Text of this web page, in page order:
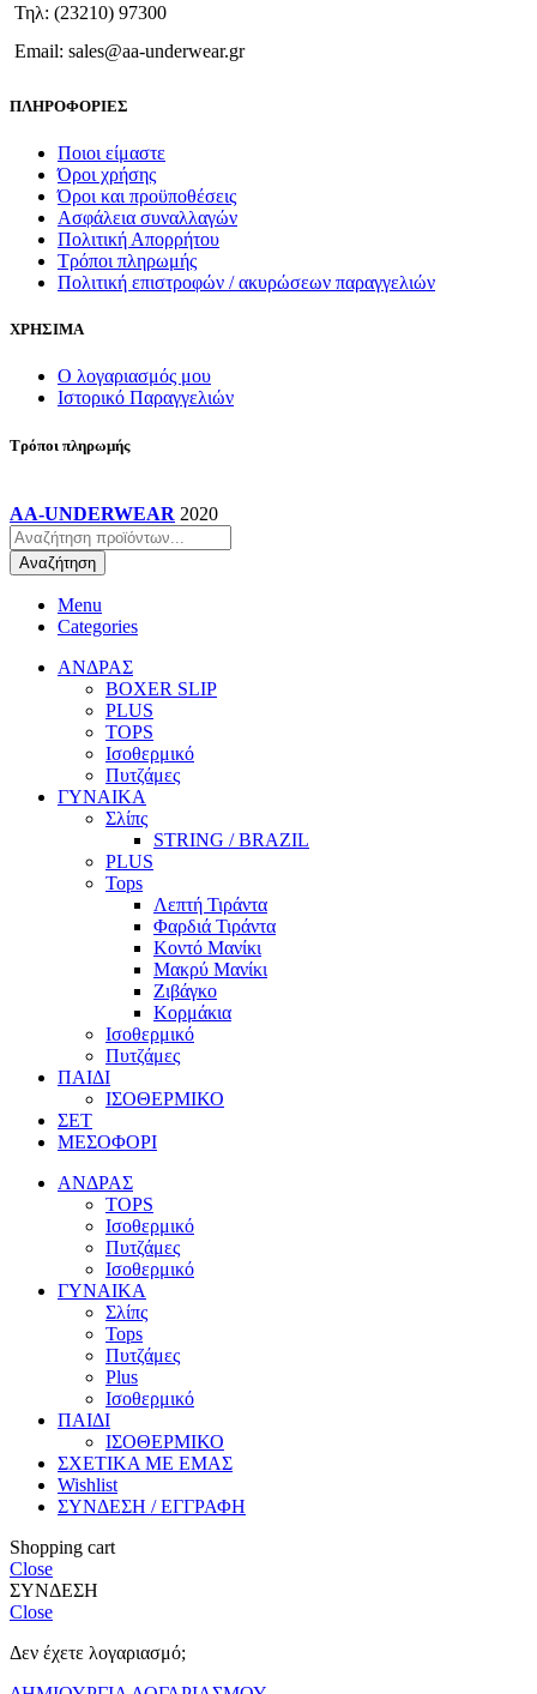
Τηλ: (23210) 97300
Email: sales@aa-underwear.gr
ΠΛΗΡΟΦΟΡΙΕΣ
Ποιοι είμαστε
Όροι χρήσης
Όροι και προϋποθέσεις
Ασφάλεια συναλλαγών
Πολιτική Απορρήτου
Τρόποι πληρωμής
Πολιτική επιστροφών / ακυρώσεων παραγγελιών
ΧΡΗΣΙΜΑ
Ο λογαριασμός μου
Ιστορικό Παραγγελιών
Τρόποι πληρωμής
AA-UNDERWEAR 2020
Products
search
Αναζήτηση
Menu
Categories
ΑΝΔΡΑΣ
BOXER SLIP
PLUS
TOPS
Ισοθερμικό
Πυτζάμες
ΓΥΝΑΙΚΑ
Σλίπς
STRING / BRAZIL
PLUS
Tops
Λεπτή Τιράντα
Φαρδιά Τιράντα
Κοντό Μανίκι
Μακρύ Μανίκι
Ζιβάγκο
Κορμάκια
Ισοθερμικό
Πυτζάμες
ΠΑΙΔΙ
ΙΣΟΘΕΡΜΙΚΟ
ΣΕΤ
ΜΕΣΟΦΟΡΙ
ΑΝΔΡΑΣ
TOPS
Ισοθερμικό
Πυτζάμες
Ισοθερμικό
ΓΥΝΑΙΚΑ
Σλίπς
Tops
Πυτζάμες
Plus
Ισοθερμικό
ΠΑΙΔΙ
ΙΣΟΘΕΡΜΙΚΟ
ΣΧΕΤΙΚΑ ΜΕ ΕΜΑΣ
Wishlist
ΣΥΝΔΕΣΗ / ΕΓΓΡΑΦΗ
Shopping cart
Close
ΣΥΝΔΕΣΗ
Close
Δεν έχετε λογαριασμό;